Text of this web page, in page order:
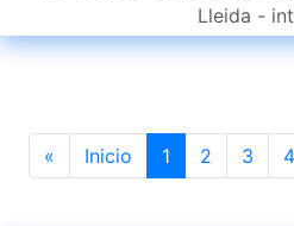
Lleida -
« Previous
Inicio 1 2 3 4